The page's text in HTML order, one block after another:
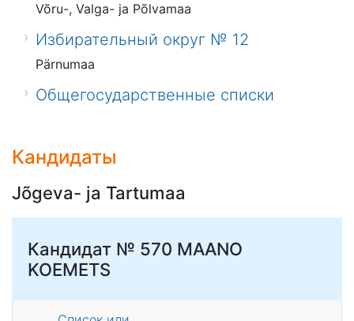
Võru-, Valga- ja Põlvamaa
Избирательный округ № 12
Pärnumaa
Общегосударственные списки
Кандидаты
Jõgeva- ja Tartumaa
Кандидат № 570 MAANO
KOEMETS